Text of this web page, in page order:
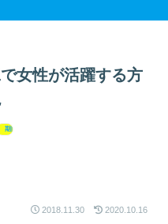
女性が活躍する方
期間工
2018.11.30 2020.10.16